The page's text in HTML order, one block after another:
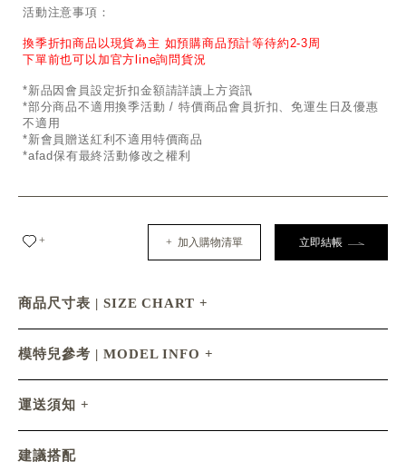
活動注意事項：
換季折扣商品以現貨為主 如預購商品預計等待約2-3周
下單前也可以加官方line詢問貨況
*新品因會員設定折扣金額請詳讀上方資訊
*部分商品不適用換季活動 / 特價商品會員折扣、免運生日及優惠
不適用
*新會員贈送紅利不適用特價商品
*afad保有最終活動修改之權利
+ + 加入購物清單 立即結帳
商品尺寸表 | SIZE CHART
模特兒參考 | MODEL INFO
運送須知
建議搭配